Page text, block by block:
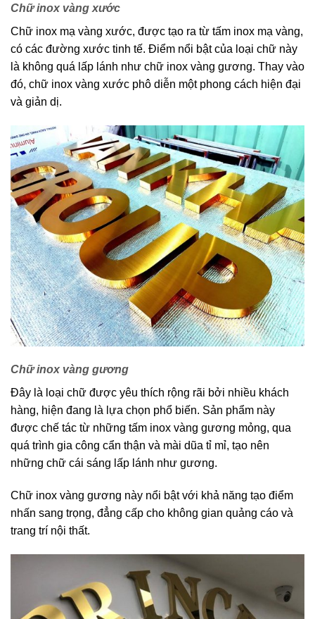
Chữ inox vàng xước
Chữ inox mạ vàng xước, được tạo ra từ tấm inox mạ vàng,
có các đường xước tinh tế. Điểm nổi bật của loại chữ này
là không quá lấp lánh như chữ inox vàng gương. Thay vào
đó, chữ inox vàng xước phô diễn một phong cách hiện đại
và giản dị.
Chữ inox vàng gương
Đây là loại chữ được yêu thích rộng rãi bởi nhiều khách
hàng, hiện đang là lựa chọn phổ biến. Sản phẩm này
được chế tác từ những tấm inox vàng gương mỏng, qua
quá trình gia công cẩn thận và mài dũa tỉ mỉ, tạo nên
những chữ cái sáng lấp lánh như gương.
Chữ inox vàng gương này nổi bật với khả năng tạo điểm
nhấn sang trọng, đẳng cấp cho không gian quảng cáo và
trang trí nội thất.